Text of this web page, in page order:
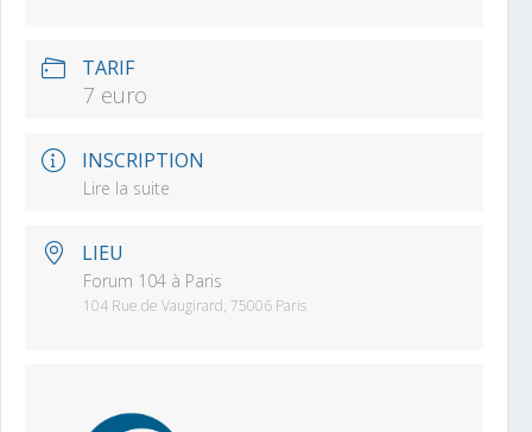
TARIF
7 euro
INSCRIPTION
Lire la suite
LIEU
Forum 104 à Paris
104 Rue de Vaugirard, 75006 Paris